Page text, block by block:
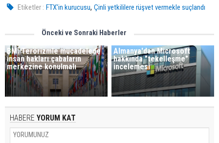
Etiketler : FTX'in kurucusu,Çinli yetkililere rüşvet vermekle suçlandı
Önceki ve Sonraki Haberler
BM: Terörizmle mücadelede
insan hakları çabaların
merkezine konulmalı
Almanya'dan Microsoft
hakkında "tekelleşme"
incelemesi
HABERE YORUM KAT